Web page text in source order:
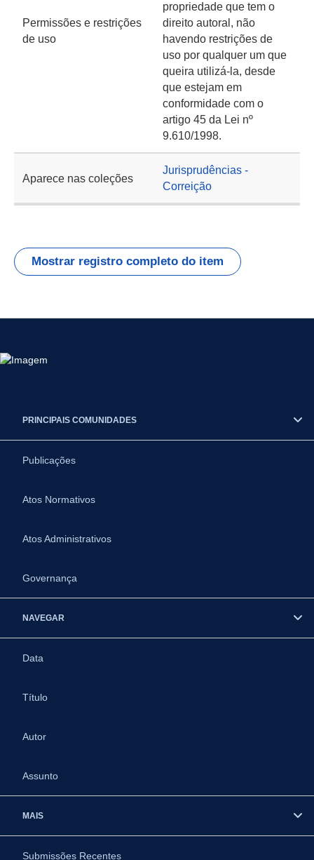
Permissões e restrições
de uso
propriedade que tem o
direito autoral, não
havendo restrições de
uso por qualquer um que
queira utilizá-la, desde
que estejam em
conformidade com o
artigo 45 da Lei nº
9.610/1998.
Aparece nas coleções
Jurisprudências -
Correição
Mostrar registro completo do item
PRINCIPAIS COMUNIDADES
Publicações
Atos Normativos
Atos Administrativos
Governança
NAVEGAR
Data
Título
Autor
Assunto
MAIS
Submissões Recentes